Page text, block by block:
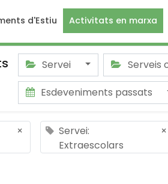
d'Estiu Activitats en marxa
Servei Serveis
Esdeveniments passats
×
Servei:
Extraescolars
×